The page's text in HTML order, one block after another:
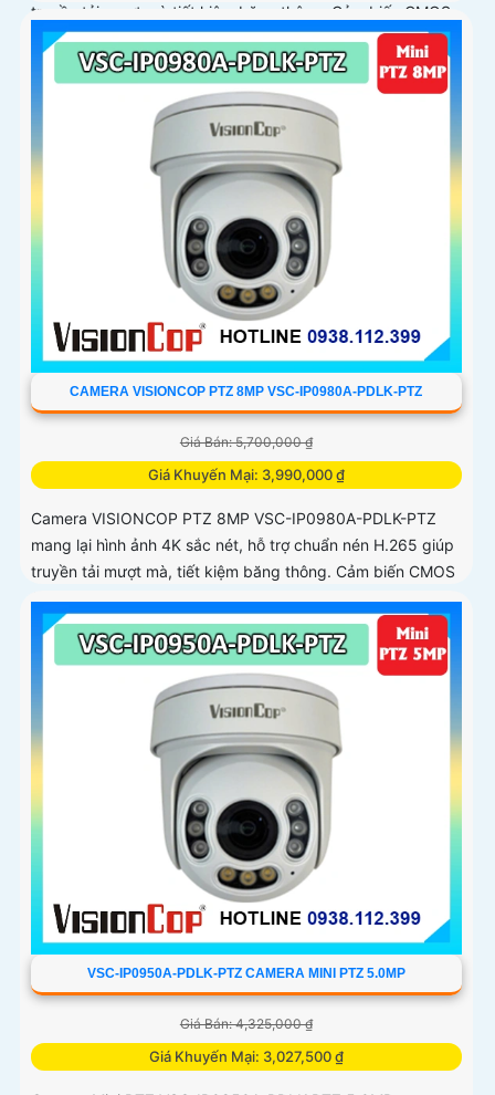
truyền tải mượt mà tiết kiệm băng thông. Cảm biến CMOS
1/2
CAMERA VISIONCOP PTZ 8MP VSC-IP0980A-PDLK-PTZ
Giá Bán: 5,700,000 ₫
Giá Khuyến Mại: 3,990,000 ₫
Camera VISIONCOP PTZ 8MP VSC-IP0980A-PDLK-PTZ
mang lại hình ảnh 4K sắc nét, hỗ trợ chuẩn nén H.265 giúp
truyền tải mượt mà, tiết kiệm băng thông. Cảm biến CMOS
1/2
VSC-IP0950A-PDLK-PTZ CAMERA MINI PTZ 5.0MP
Giá Bán: 4,325,000 ₫
Giá Khuyến Mại: 3,027,500 ₫